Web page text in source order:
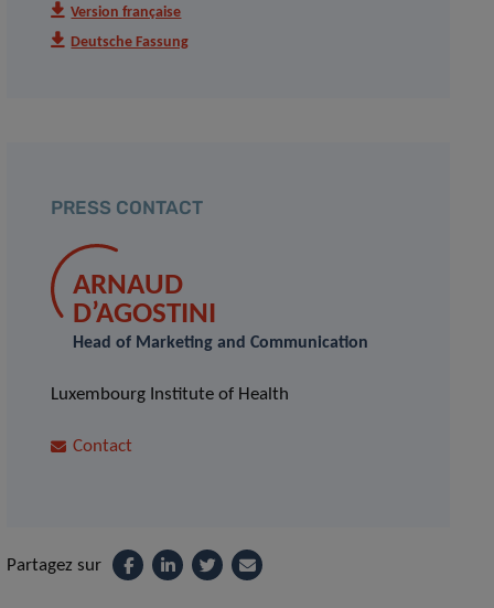
Version française
Deutsche Fassung
PRESS CONTACT
ARNAUD
D’AGOSTINI
Head of Marketing and Communication
Luxembourg Institute of Health
Contact
Partagez sur